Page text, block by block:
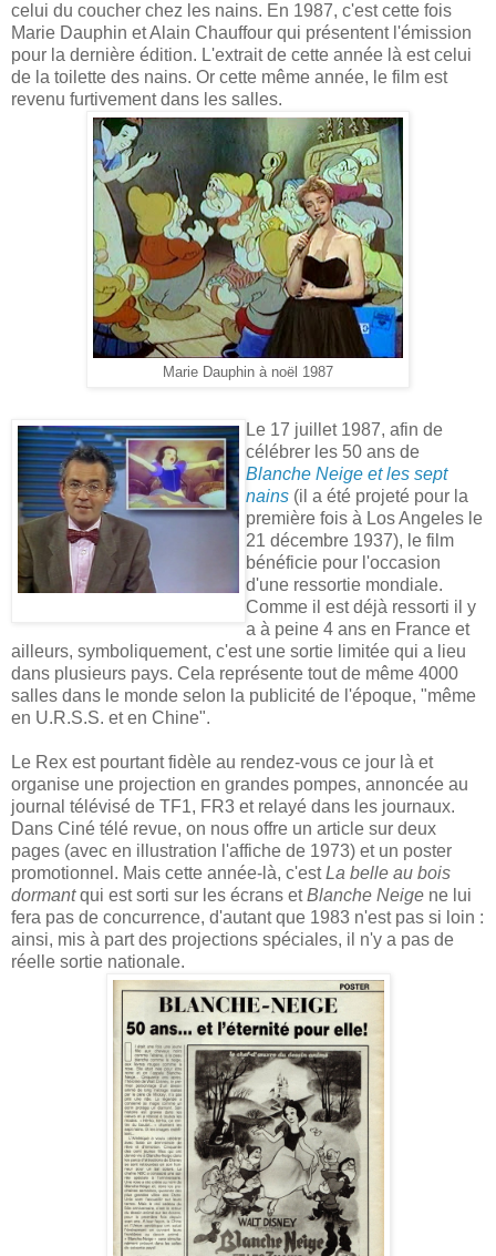
celui du coucher chez les nains. En 1987, c'est cette fois
Marie Dauphin et Alain Chauffour qui présentent l'émission
pour la dernière édition. L'extrait de cette année là est celui
de la toilette des nains. Or cette même année, le film est
revenu furtivement dans les salles.
Marie Dauphin à noël 1987
Le 17 juillet 1987, afin de
célébrer les 50 ans de
Blanche Neige et les sept
nains (il a été projeté pour la
première fois à Los Angeles le
21 décembre 1937), le film
bénéficie pour l'occasion
d'une ressortie mondiale.
Comme il est déjà ressorti il y
a à peine 4 ans en France et
ailleurs, symboliquement, c'est une sortie limitée qui a lieu
dans plusieurs pays. Cela représente tout de même 4000
salles dans le monde selon la publicité de l'époque, "même
en U.R.S.S. et en Chine".
Le Rex est pourtant fidèle au rendez-vous ce jour là et
organise une projection en grandes pompes, annoncée au
journal télévisé de TF1, FR3 et relayé dans les journaux.
Dans Ciné télé revue, on nous offre un article sur deux
pages (avec en illustration l'affiche de 1973) et un poster
promotionnel. Mais cette année-là, c'estLa belle au bois
dormantqui est sorti sur les écrans etBlanche Neige ne lui
fera pas de concurrence, d'autant que 1983 n'est pas si loin :
ainsi, mis à part des projections spéciales, il n'y a pas de
réelle sortie nationale.